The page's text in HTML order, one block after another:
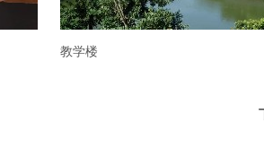
教学楼